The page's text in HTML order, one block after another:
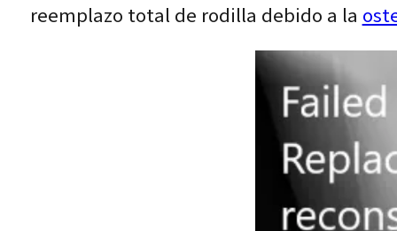
reemplazo total de rodilla debido a la